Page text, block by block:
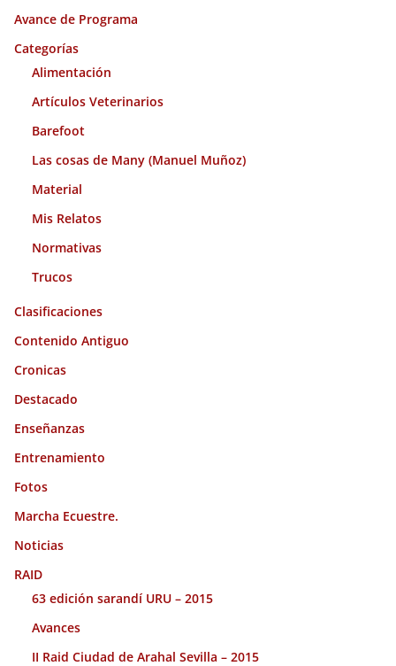
v
o
Avance de Programa
Categorías
Alimentación
Artículos Veterinarios
Barefoot
Las cosas de Many (Manuel Muñoz)
Material
Mis Relatos
Normativas
Trucos
Clasificaciones
Contenido Antiguo
Cronicas
Destacado
Enseñanzas
Entrenamiento
Fotos
Marcha Ecuestre.
Noticias
RAID
63 edición sarandí URU – 2015
Avances
II Raid Ciudad de Arahal Sevilla – 2015